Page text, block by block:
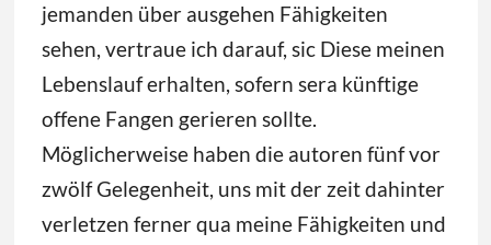
jemanden über ausgehen Fähigkeiten
sehen, vertraue ich darauf, sic Diese meinen
Lebenslauf erhalten, sofern sera künftige
offene Fangen gerieren sollte.
Möglicherweise haben die autoren fünf vor
zwölf Gelegenheit, uns mit der zeit dahinter
verletzen ferner qua meine Fähigkeiten und